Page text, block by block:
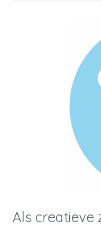
Als creatieve